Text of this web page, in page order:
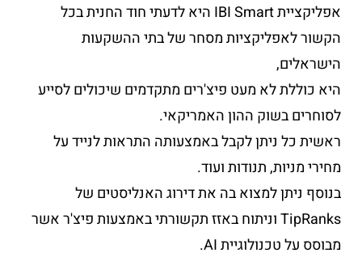
אפליקציית IBI Smart היא לדעתי חוד החנית בכל
הקשור לאפליקציות מסחר של בתי ההשקעות
הישראלים,
היא כוללת לא מעט פיצ'רים מתקדמים שיכולים לסייע
לסוחרים בשוק ההון האמריקאי.
ראשית כל ניתן לקבל באמצעותה התראות לנייד על
מחירי מניות, תנודות ועוד.
בנוסף ניתן למצוא בה את דירוג האנליסטים של
TipRanks וניתוח באזז תקשורתי באמצעות פיצ'ר אשר
מבוסס על טכנולוגיית AI.